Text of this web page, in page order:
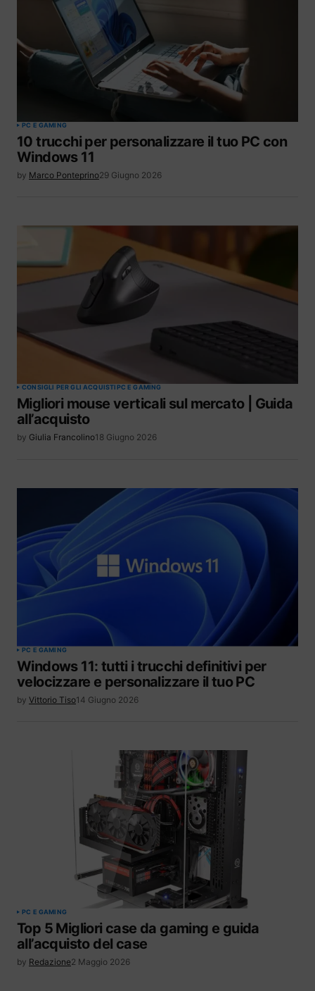
PC E GAMING
10 trucchi per personalizzare il tuo PC con
Windows 11
by Marco Ponteprino29 Giugno 2026
CONSIGLI PER GLI ACQUISTIPC E GAMING
Migliori mouse verticali sul mercato | Guida
all’acquisto
by Giulia Francolino18 Giugno 2026
PC E GAMING
Windows 11: tutti i trucchi definitivi per
velocizzare e personalizzare il tuo PC
by Vittorio Tiso14 Giugno 2026
PC E GAMING
Top 5 Migliori case da gaming e guida
all’acquisto del case
by Redazione2 Maggio 2026